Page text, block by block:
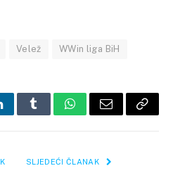
Velež WWin liga BiH
TumblrWhatsApp
Email Copy
SLJEDEĆI ČLANAK